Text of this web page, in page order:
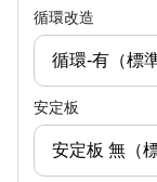
循環改造
安定板